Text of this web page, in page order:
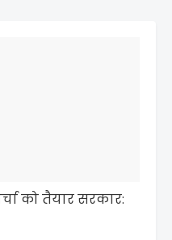
को तैयार सरकार: